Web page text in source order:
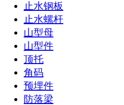
止水钢板
止水螺杆
山型母
山型件
顶托
角码
预埋件
防落梁